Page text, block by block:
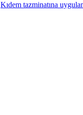
Kıdem tazminatına